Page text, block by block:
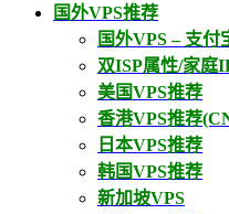
国外VPS推荐
国外VPS – 支付
双ISP属性/家庭
美国VPS推荐
香港VPS推荐
日本VPS推荐
韩国VPS推荐
新加坡VPS